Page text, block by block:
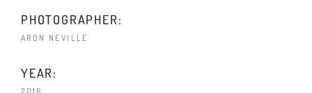
PHOTOGRAPHER:
ARON NEVILLE
YEAR: